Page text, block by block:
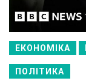
ЕКОНОМІКА
ПОЛІТИКА